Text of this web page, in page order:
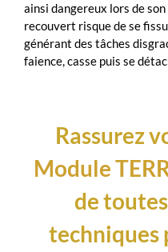
ainsi dangereux lors de
recouvert risque de se
générant des tâches
faience, casse puis se
Rassurez
Module
de
techniques